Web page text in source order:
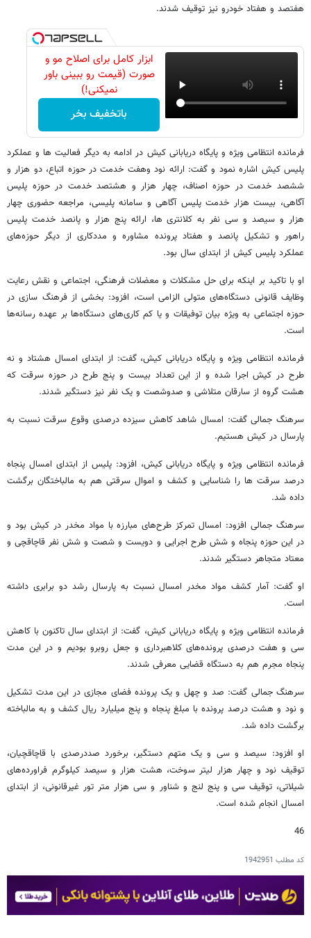
هفتصد و هفتاد خودرو نیز توقیف شدند.
ابزار کامل برای اصلاح مو و
صورت (قیمت رو ببینی باور
نمیکنی!)
باتخفیف بخر
فرمانده انتظامی ویژه و پایگاه دریابانی کیش در ادامه به دیگر فعالیت ها و عملکرد
پلیس کیش اشاره نمود و گفت: ارائه نود وهفت خدمت در حوزه اتباع، دو هزار و
ششصد خدمت در حوزه اصناف، چهار هزار و هشتصد خدمت در حوزه پلیس
آگاهی، بیست هزار خدمت پلیس آگاهی و سامانه پلیسی، مراجعه حضوری چهار
هزار و سیصد و سی نفر به کلانتری ها، ارائه پنج هزار و پانصد خدمت پلیس
راهور و تشکیل پانصد و هفتاد پرونده مشاوره و مددکاری از دیگر حوزه‌های
عملکرد پلیس کیش از ابتدای سال بود.
او با تاکید بر اینکه برای حل مشکلات و معضلات فرهنگی، اجتماعی و نقش رعایت
وظایف قانونی دستگاه‌های متولی الزامی است، افزود: بخشی از فرهنگ سازی در
حوزه اجتماعی به ویژه بیان توفیقات و یا کم کاری‌های دستگاه‌ها بر عهده رسانه‌ها
است.
فرمانده انتظامی ویژه و پایگاه دریابانی کیش، گفت: از ابتدای امسال هشتاد و نه
طرح در کیش اجرا شده و از این تعداد بیست و پنج طرح در حوزه سرقت که
هشت گروه از سارقان متلاشی و صدوشصت و یک نفر نیز دستگیر شدند.
سرهنگ جمالی گفت: امسال شاهد کاهش سیزده درصدی وقوع سرقت نسبت به
پارسال در کیش هستیم.
فرمانده انتظامی ویژه و پایگاه دریابانی کیش، افزود: پلیس از ابتدای امسال پنجاه
درصد سرقت ها را شناسایی و کشف و اموال سرقتی هم به مالباختگان برگشت
داده شد.
سرهنگ جمالی افزود: امسال تمرکز طرح‌های مبارزه با مواد مخدر در کیش بود و
در این حوزه پنجاه و شش طرح اجرایی و دویست و شصت و شش نفر قاچاقچی و
معتاد متجاهر دستگیر شدند.
او گفت: آمار کشف مواد مخدر امسال نسبت به پارسال رشد دو برابری داشته
است.
فرمانده انتظامی ویژه و پایگاه دریابانی کیش، گفت: از ابتدای سال تاکنون با کاهش
سی و هفت درصدی پرونده‌های کلاهبرداری و جعل روبرو بودیم و در این مدت
پنجاه مجرم هم به دستگاه قضایی معرفی شدند.
سرهنگ جمالی گفت: صد و چهل و یک پرونده فضای مجازی در این مدت تشکیل
و نود و هشت درصد پرونده با مبلغ پنجاه و پنج میلیارد ریال کشف و به مالباخته
برگشت داده شد.
او افزود: سیصد و سی و یک متهم دستگیر، برخورد صددرصدی با قاچاقچیان،
توقیف نود و چهار هزار لیتر سوخت، هشت هزار و سیصد کیلوگرم فراورده‌های
شیلاتی، توقیف سی و پنج لنج و شناور و سی هزار متر تور غیرقانونی، از ابتدای
امسال انجام شده است.
46
کد مطلب 1942951